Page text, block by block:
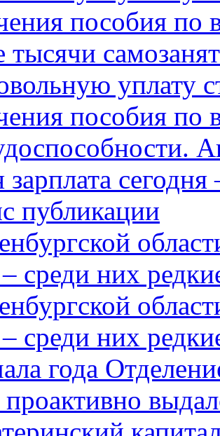
пособия по
тысячи
уплату
пособия по
зарплата
публикации
среди них
среди них
года